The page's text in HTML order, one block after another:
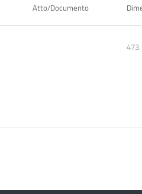
Atto/Documento